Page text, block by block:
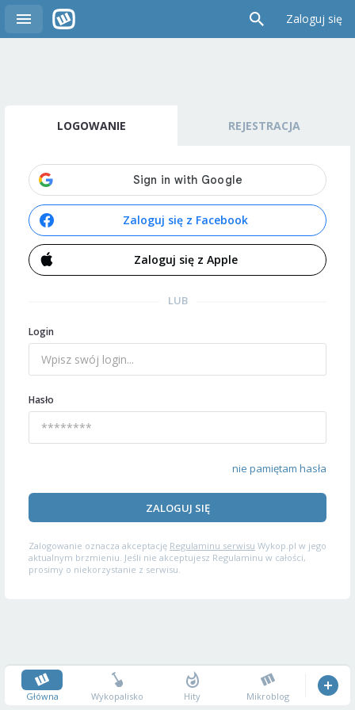
Zaloguj się
LOGOWANIE REJESTRACJA
Zaloguj się z Facebook
Zaloguj się z Apple
LUB
Login
Hasło
nie pamiętam hasła
ZALOGUJ SIĘ
Zalogowanie oznacza akceptację Regulaminu serwisu Wykop.pl w jego
aktualnym brzmieniu. Jeśli nie akceptujesz Regulaminu w całości,
prosimy o niekorzystanie z serwisu.
Główna Wykopalisko Hity Mikroblog